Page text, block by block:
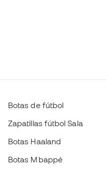
Botas de fútbol
Zapatillas fútbol Sala
Botas Haaland
Botas Mbappé